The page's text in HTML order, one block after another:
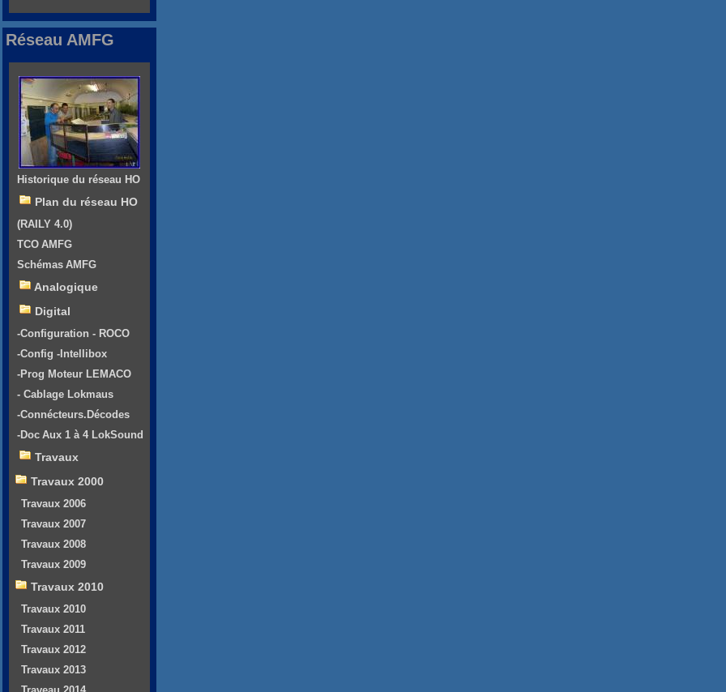
Réseau AMFG
Historique du réseau HO
Plan du réseau HO
(RAILY 4.0)
TCO AMFG
Schémas AMFG
Analogique
Digital
-Configuration - ROCO
-Config -Intellibox
-Prog Moteur LEMACO
- Cablage Lokmaus
-Connécteurs.Décodes
-Doc Aux 1 à 4 LokSound
Travaux
Travaux 2000
Travaux 2006
Travaux 2007
Travaux 2008
Travaux 2009
Travaux 2010
Travaux 2010
Travaux 2011
Travaux 2012
Travaux 2013